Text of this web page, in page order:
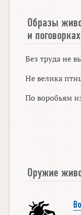
Образы
и поговорках
Без труда не
Не велика
По воробьям
Оружие